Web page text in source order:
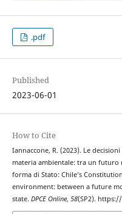
.pdf
Published
2023-06-01
How to Cite
Iannaccone, R. (2023). Le
materia ambientale: tra un futuro
forma di Stato: Chile’s
environment: between a future
state. DPCE Online, 58(SP2).